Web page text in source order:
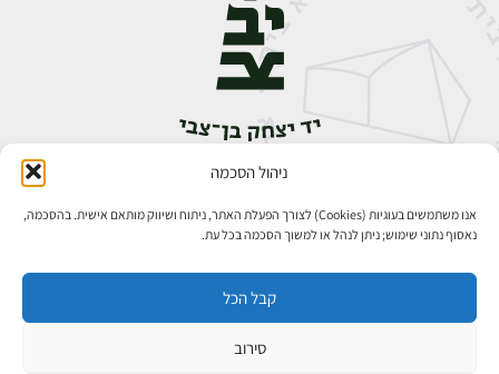
ניהול הסכמה
אנו משתמשים בעוגיות (Cookies) לצורך הפעלת האתר, ניתוח ושיווק מותאם אישית. בהסכמה,
נאסוף נתוני שימוש; ניתן לנהל או למשוך הסכמה בכל עת.
קבל הכל
סירוב
אבן גבירול 14, רחביה, ירושלים